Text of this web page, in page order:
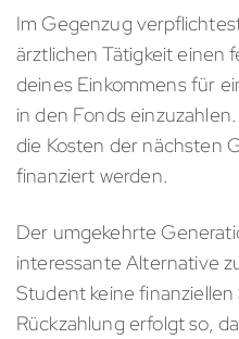
Im Gegenzug
ärztlichen Tätigkeit einen
deines Einkommens für
in den Fonds
die Kosten der nächsten
finanziert werden.
Der umgekehrte
interessante Alternative
Student keine
Rückzahlung erfolgt so,